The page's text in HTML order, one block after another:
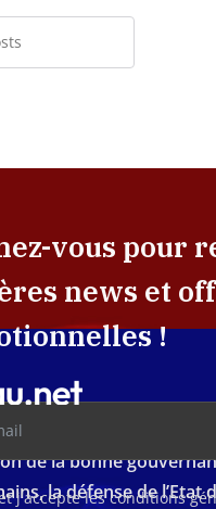
vous pour
news et
!
j'accepte les conditions
ivoirien
de la bonne
la défense de l’Etat